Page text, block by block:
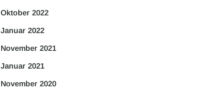
Oktober 2022
Januar 2022
November 2021
Januar 2021
November 2020